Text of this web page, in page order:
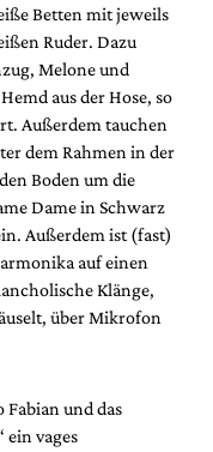
Betten mit jeweils
Ruder. Dazu
Melone und
aus der Hose, so
Außerdem tauchen
dem Rahmen in der
Boden um die
Dame in Schwarz
Außerdem ist (fast)
auf einen
Klänge,
über Mikrofon
Fabian und das
ein vages